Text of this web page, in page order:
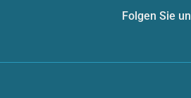
Folgen Sie